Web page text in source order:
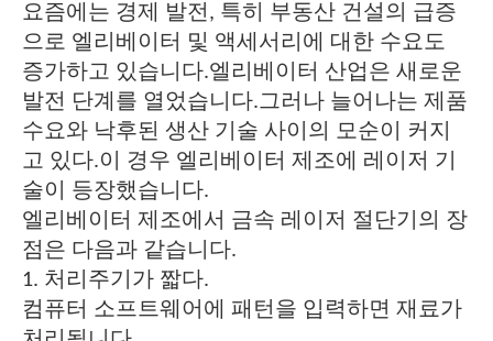
요즘에는 경제 발전, 특히 부동산 건설의 급증
으로 엘리베이터 및 액세서리에 대한 수요도
증가하고 있습니다.엘리베이터 산업은 새로운
발전 단계를 열었습니다.그러나 늘어나는 제품
수요와 낙후된 생산 기술 사이의 모순이 커지
고 있다.이 경우 엘리베이터 제조에 레이저 기
술이 등장했습니다.
엘리베이터 제조에서 금속 레이저 절단기의 장
점은 다음과 같습니다.
1. 처리주기가 짧다.
컴퓨터 소프트웨어에 패턴을 입력하면 재료가